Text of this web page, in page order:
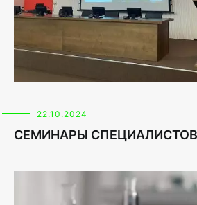
22.10.2024
СЕМИНАРЫ СПЕЦИАЛИСТОВ